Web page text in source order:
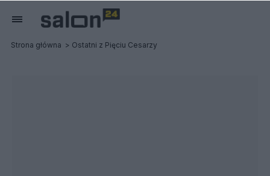
Strona główna Ostatni z Pięciu Cesarzy